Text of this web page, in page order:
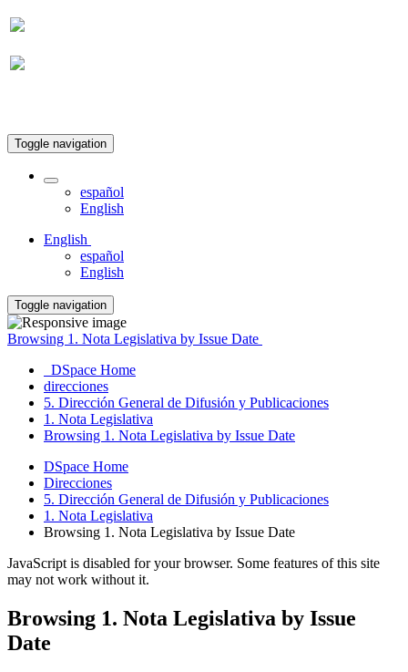
Toggle navigation
español
English
English
español
English
Toggle navigation
Browsing 1. Nota Legislativa by Issue Date
DSpace Home
direcciones
5. Dirección General de Difusión y Publicaciones
1. Nota Legislativa
Browsing 1. Nota Legislativa by Issue Date
DSpace Home
Direcciones
5. Dirección General de Difusión y Publicaciones
1. Nota Legislativa
Browsing 1. Nota Legislativa by Issue Date
JavaScript is disabled for your browser. Some features of this site
may not work without it.
Browsing 1. Nota Legislativa by Issue
Date